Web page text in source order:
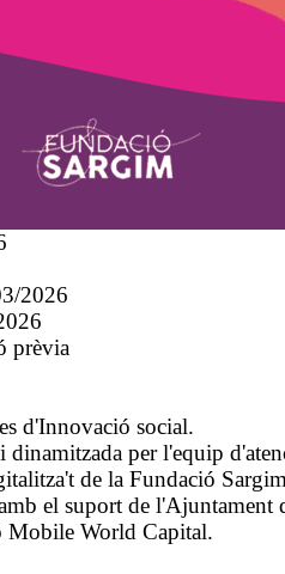
2026
prèvia
d'Innovació social.
dinamitzada per l'equip
de la Fundació
el suport de l'Ajuntament
Mobile World Capital.